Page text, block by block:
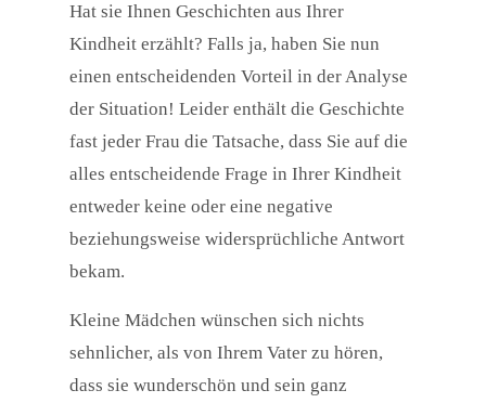
Hat sie Ihnen Geschichten aus Ihrer
Kindheit erzählt? Falls ja, haben Sie nun
einen entscheidenden Vorteil in der Analyse
der Situation! Leider enthält die Geschichte
fast jeder Frau die Tatsache, dass Sie auf die
alles entscheidende Frage in Ihrer Kindheit
entweder keine oder eine negative
beziehungsweise widersprüchliche Antwort
bekam.
Kleine Mädchen wünschen sich nichts
sehnlicher, als von Ihrem Vater zu hören,
dass sie wunderschön und sein ganz